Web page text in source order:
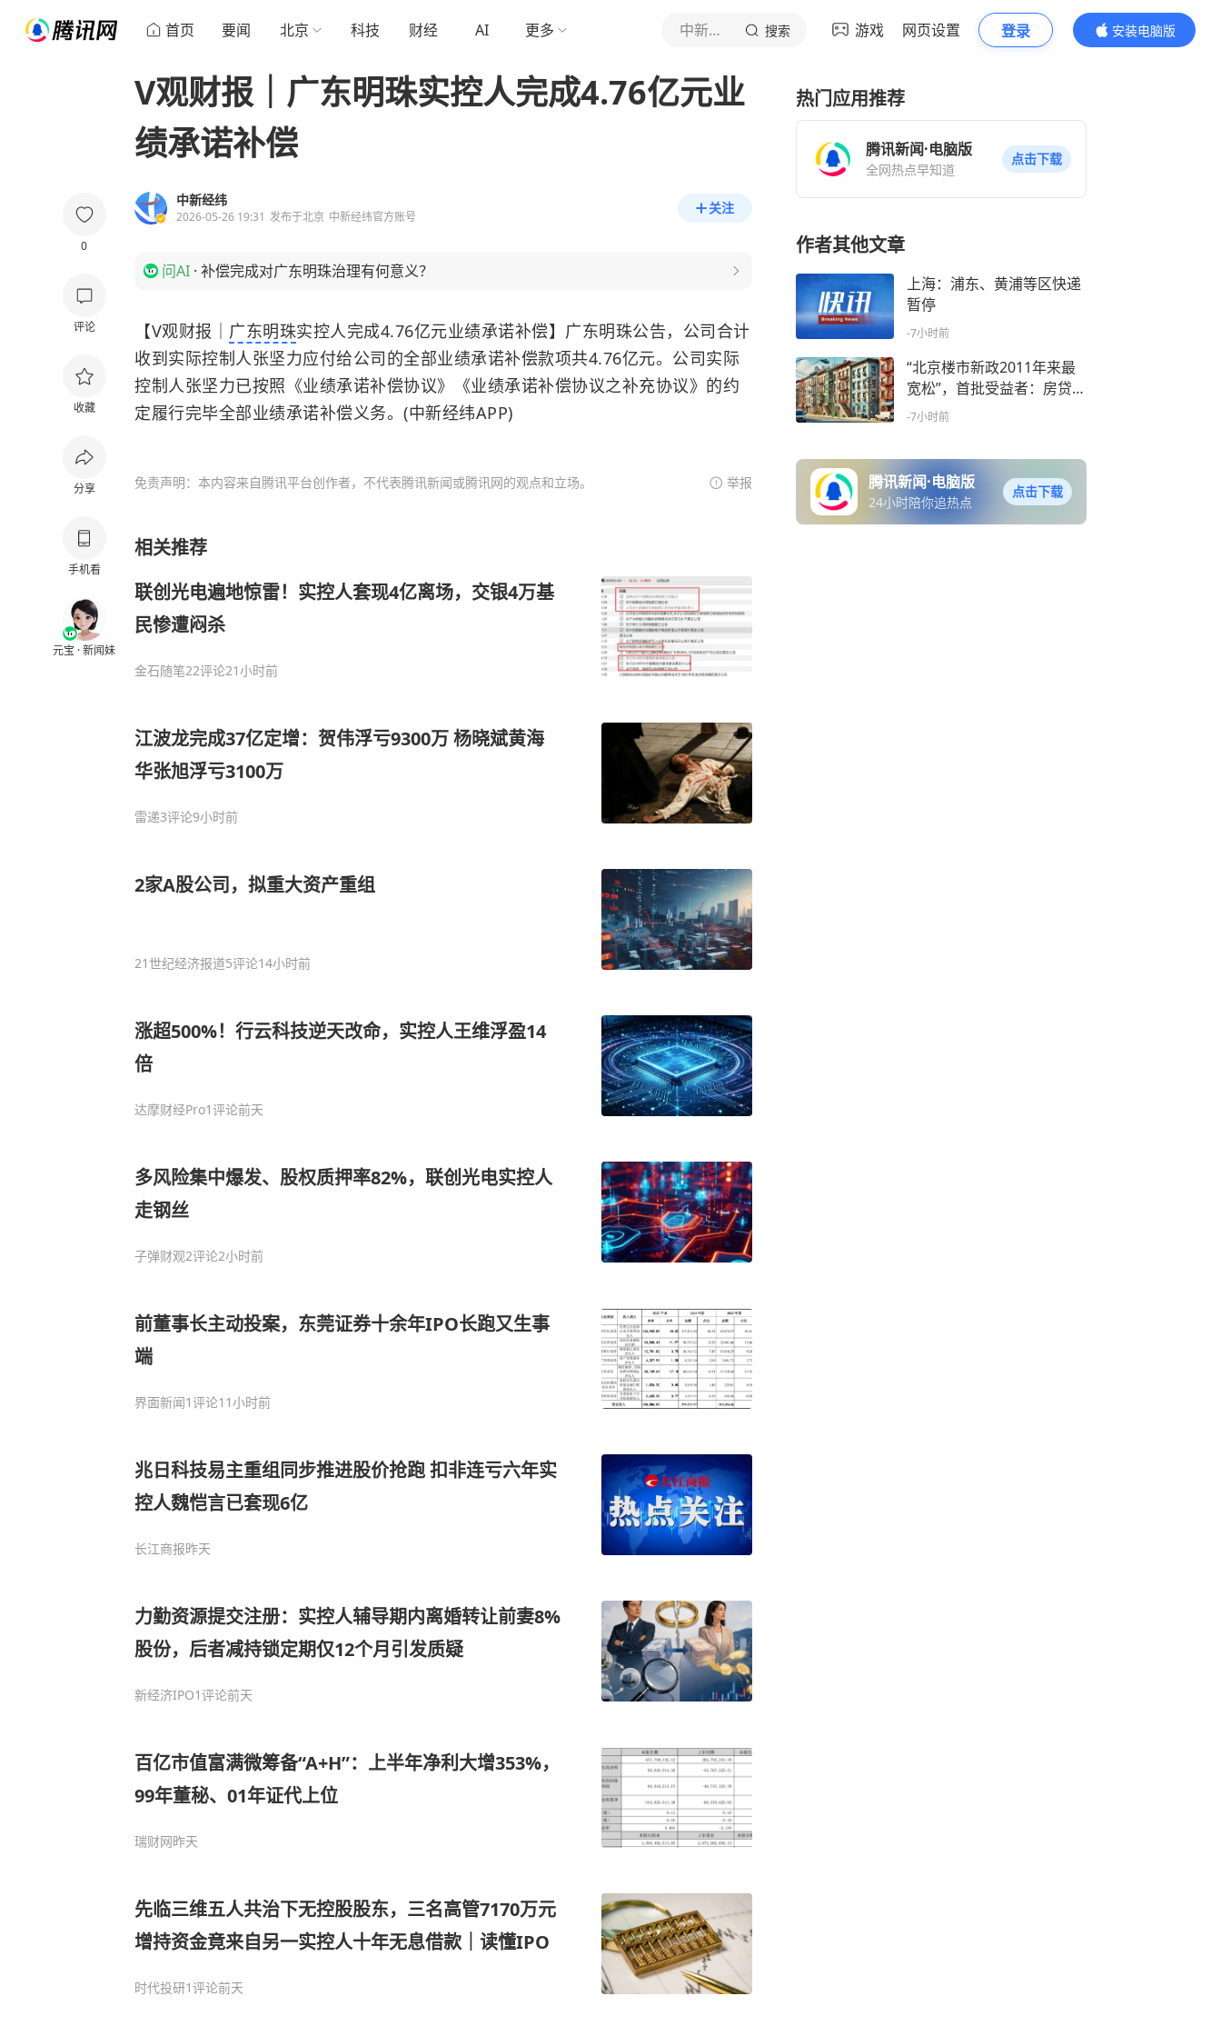
首页 要闻 北京 科技 财经 AI 更多 中新经纬 搜索 游戏 网页设置 登录
安装电脑版
内容更精彩
0
评论
收藏
分享
手机看
元宝 · 新闻妹
V观财报｜广东明珠实控人完成4.76亿元业
绩承诺补偿
中新经纬
2026-05-26 19:31 发布于北京 中新经纬官方账号
关注
问AI · 补偿完成对广东明珠治理有何意义？
【V观财报｜ 广东明珠实控人完成4.76亿元业绩承诺补偿】广东明珠公告，公司合计
收到实际控制人张坚力应付给公司的全部业绩承诺补偿款项共4.76亿元。公司实际
控制人张坚力已按照《业绩承诺补偿协议》《业绩承诺补偿协议之补充协议》的约
定履行完毕全部业绩承诺补偿义务。(中新经纬APP)
免责声明：本内容来自腾讯平台创作者，不代表腾讯新闻或腾讯网的观点和立场。 举报
相关推荐
联创光电遍地惊雷！实控人套现4亿离场，交银4万基
民惨遭闷杀
金石随笔22评论21小时前
江波龙完成37亿定增：贺伟浮亏9300万 杨晓斌黄海
华张旭浮亏3100万
雷递3评论9小时前
2家A股公司，拟重大资产重组
21世纪经济报道5评论14小时前
涨超500%！行云科技逆天改命，实控人王维浮盈14
倍
达摩财经Pro1评论前天
多风险集中爆发、股权质押率82%，联创光电实控人
走钢丝
子弹财观2评论2小时前
前董事长主动投案，东莞证券十余年IPO长跑又生事
端
界面新闻1评论11小时前
兆日科技易主重组同步推进股价抢跑 扣非连亏六年实
控人魏恺言已套现6亿
长江商报昨天
力勤资源提交注册：实控人辅导期内离婚转让前妻8%
股份，后者减持锁定期仅12个月引发质疑
新经济IPO1评论前天
百亿市值富满微筹备“A+H”：上半年净利大增353%，
99年董秘、01年证代上位
瑞财网昨天
先临三维五人共治下无控股股东，三名高管7170万元
增持资金竟来自另一实控人十年无息借款｜读懂IPO
时代投研1评论前天
热门应用推荐
腾讯新闻·电脑版
全网热点早知道
点击下载
作者其他文章
上海：浦东、黄浦等区快递
暂停
-7小时前
“北京楼市新政2011年来最
宽松”，首批受益者：房贷利
息立省10万
-7小时前
腾讯新闻·电脑版
24小时陪你追热点
点击下载